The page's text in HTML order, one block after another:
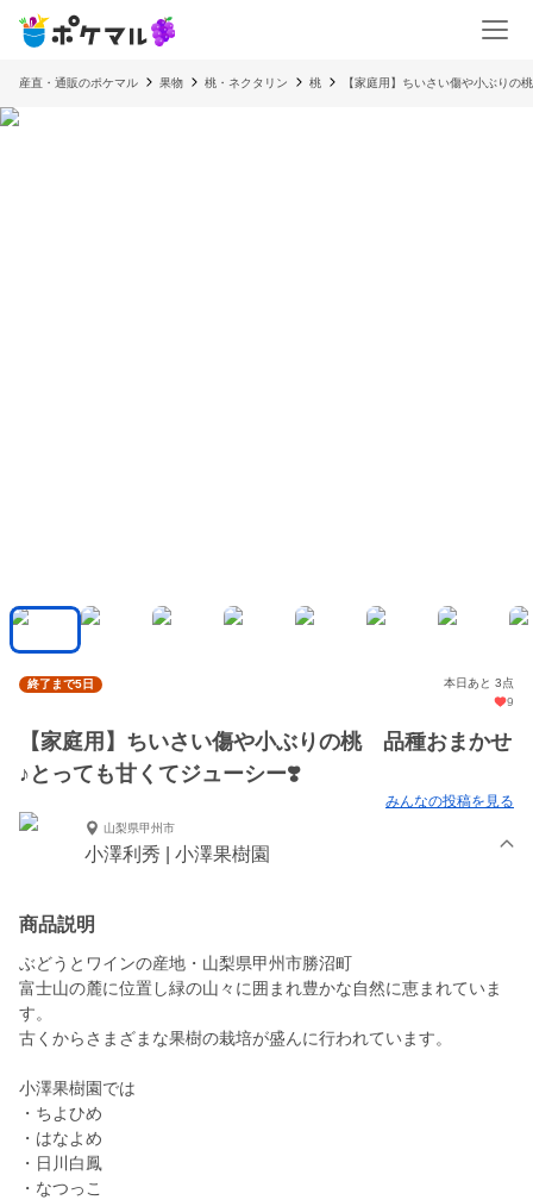
産直・通販のポケマル 果物 桃・ネクタリン 桃 【家庭用】ちいさい傷や小ぶり
終了まで5日
本日あと 3点
9
【家庭用】ちいさい傷や小ぶりの桃 品種おまかせ
♪とっても甘くてジューシー❣️
みんなの投稿を見る
山梨県甲州市
小澤利秀 | 小澤果樹園
商品説明
ぶどうとワインの産地・山梨県甲州市勝沼町
富士山の麓に位置し緑の山々に囲まれ豊かな自然に恵まれていま
す。
古くからさまざまな果樹の栽培が盛んに行われています。
小澤果樹園では
・ちよひめ
・はなよめ
・日川白鳳
・なつっこ